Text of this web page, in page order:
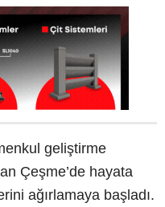
geliştirme
Çeşme’de hayata
ağırlamaya başladı.